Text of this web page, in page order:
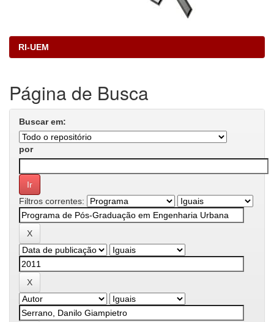
RI-UEM
Página de Busca
Buscar em:
por
Filtros correntes: